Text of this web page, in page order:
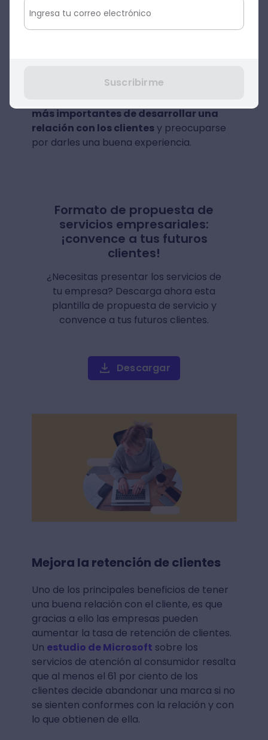
vender más y obtener un índice de
rentabilidad más alto sobre todas sus
sería interminable, por eso, queremos
más importantes de desarrollar una
relación con los clientesy preocuparse
por darles una buena experiencia.
Formato de propuesta de
servicios empresariales:
¡convence a tus futuros
clientes!
¿Necesitas presentar los servicios de
tu empresa? Descarga ahora esta
plantilla de propuesta de servicio y
convence a tus futuros clientes.
Descargar
Mejora la retención de clientes
Uno de los principales beneficios de tener
una buena relación con el cliente, es que
gracias a ello las empresas pueden
aumentar la tasa de retención de clientes.
Un estudio de Microsoft sobre los
servicios de atención al consumidor resalta
que al menos el 61 por ciento de los
clientes decide abandonar una marca si no
se sienten conformes con la relación y con
lo que obtienen de ella.
Suscribirme